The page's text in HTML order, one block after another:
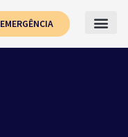
EMERGÊNCIA